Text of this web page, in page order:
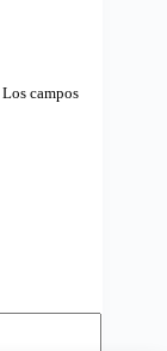
Los campos